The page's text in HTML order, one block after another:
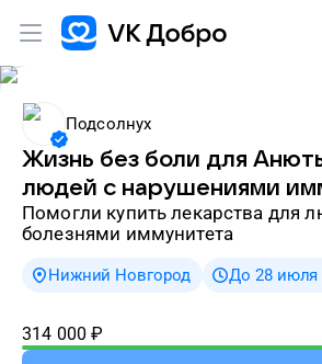
Подсолнух
Жизнь без боли для
людей с нарушениями
Помогли купить лекарства для людей с
болезнями иммунитета
Нижний Новгород До 28 июля
314 000 ₽